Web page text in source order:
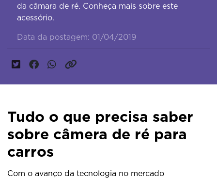
da câmara de ré. Conheça mais sobre este
acessório.
Data da postagem: 01/04/2019
Tudo o que precisa saber
sobre câmera de ré para
carros
Com o avanço da tecnologia no mercado